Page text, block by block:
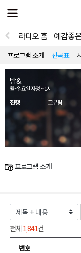
전
체
뉴
열
라디오 홈 예감좋
프로그램 소개 선곡표
밤&
월~일요일 자정 ~ 1시
진행 고유림
프로그램 소개
전체 1,841건
번호